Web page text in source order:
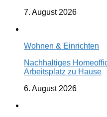
7. August 2026
Wohnen & Einrichten
Nachhaltiges
Arbeitsplatz zu Hause
6. August 2026